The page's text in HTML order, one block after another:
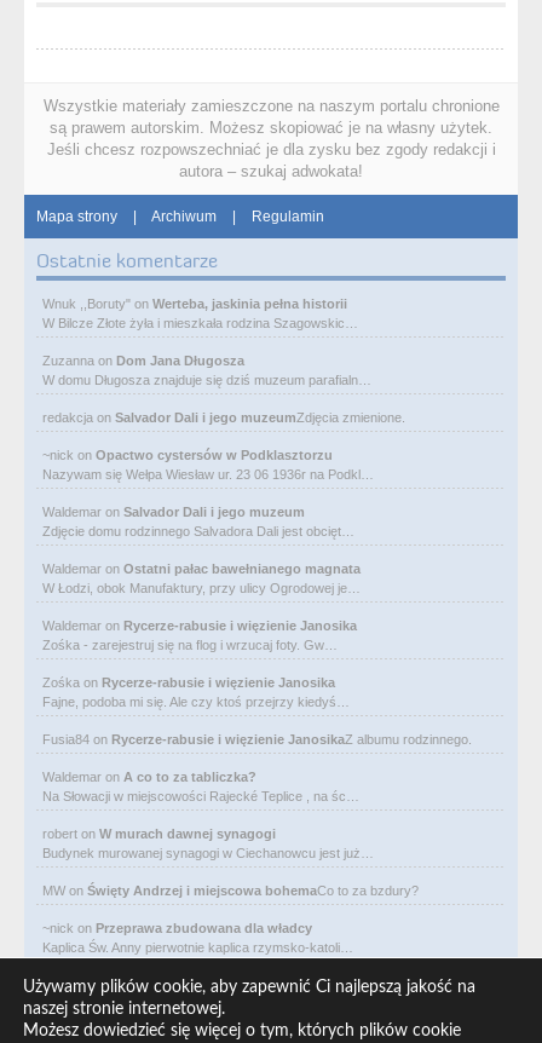
Wszystkie materiały zamieszczone na naszym portalu chronione
są prawem autorskim. Możesz skopiować je na własny użytek.
Jeśli chcesz rozpowszechniać je dla zysku bez zgody redakcji i
autora – szukaj adwokata!
Mapa strony | Archiwum | Regulamin
Ostatnie komentarze
Wnuk ,,Boruty" on Werteba, jaskinia pełna historii
W Bilcze Złote żyła i mieszkała rodzina Szagowskic…
Zuzanna on Dom Jana Długosza
W domu Długosza znajduje się dziś muzeum parafialn…
redakcja on Salvador Dali i jego muzeumZdjęcia zmienione.
~nick on Opactwo cystersów w Podklasztorzu
Nazywam się Wełpa Wiesław ur. 23 06 1936r na Podkl…
Waldemar on Salvador Dali i jego muzeum
Zdjęcie domu rodzinnego Salvadora Dali jest obcięt…
Waldemar on Ostatni pałac bawełnianego magnata
W Łodzi, obok Manufaktury, przy ulicy Ogrodowej je…
Waldemar on Rycerze-rabusie i więzienie Janosika
Zośka - zarejestruj się na flog i wrzucaj foty. Gw…
Zośka on Rycerze-rabusie i więzienie Janosika
Fajne, podoba mi się. Ale czy ktoś przejrzy kiedyś…
Fusia84 on Rycerze-rabusie i więzienie JanosikaZ albumu rodzinnego.
Waldemar on A co to za tabliczka?
Na Słowacji w miejscowości Rajecké Teplice , na śc…
robert on W murach dawnej synagogi
Budynek murowanej synagogi w Ciechanowcu jest już…
MW on Święty Andrzej i miejscowa bohemaCo to za bzdury?
~nick on Przeprawa zbudowana dla władcy
Kaplica Św. Anny pierwotnie kaplica rzymsko-katoli…
Waldemar on Niewolniczy proceder królów Dahomeju
Zwracają uwagę lampy uliczne z bateriami słoneczny…
Używamy plików cookie, aby zapewnić Ci najlepszą jakość na
naszej stronie internetowej.
Możesz dowiedzieć się więcej o tym, których plików cookie